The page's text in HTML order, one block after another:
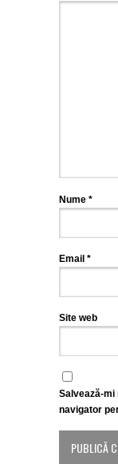
Nume *
Email *
Site web
Salvează-mi
navigator